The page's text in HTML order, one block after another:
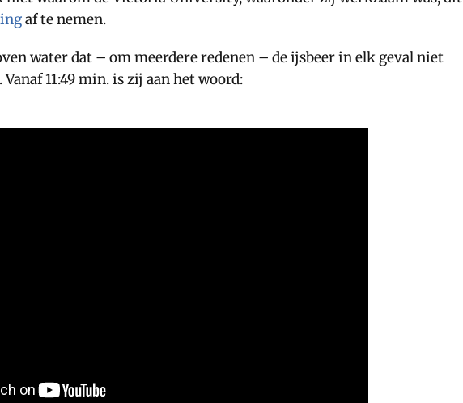
af te nemen.
water dat – om meerdere redenen – de ijsbeer in elk geval niet
11:49 min. is zij aan het woord: